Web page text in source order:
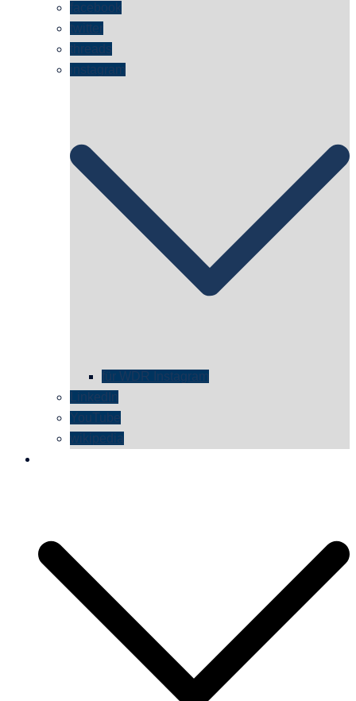
facebook
twitter
threads
instagram
für WDR Instagram
LinkedIn
YouTube
wikipedia